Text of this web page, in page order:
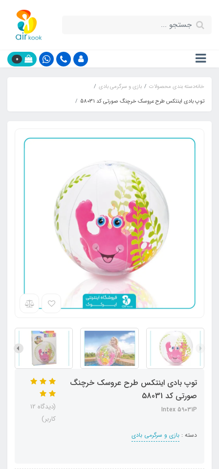
0
خانهدسته بندی محصولات
بازی و سرگرمی بادی
توپ بادی اینتکس طرح عروسک خرچنگ صورتی کد 58031
توپ بادی اینتکس طرح عروسک خرچنگ
صورتی کد 58031
Intex 59031P
دسته : بازی و سرگرمی بادی
(دیدگاه 12
کاربر)